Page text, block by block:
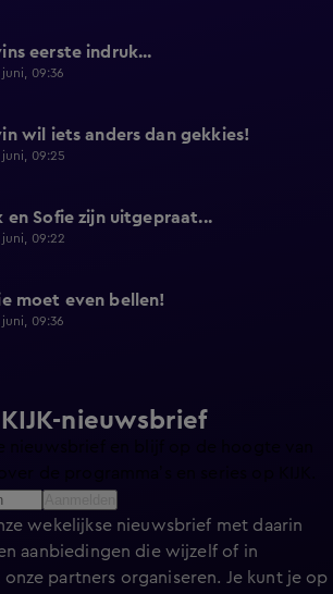
eerste indruk...
juni, 09:36
wil iets anders dan gekkies!
juni, 09:25
en Sofie zijn uitgepraat...
juni, 09:22
moet even bellen!
juni, 09:36
nieuwsbrief
wekelijkse nieuwsbrief met daarin
aanbiedingen die wijzelf of in
partners organiseren. Je kunt je op